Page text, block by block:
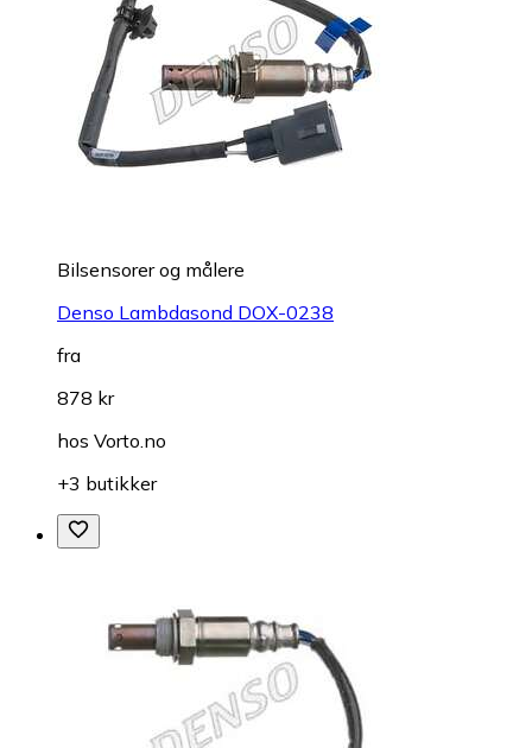
Bilsensorer og målere
Denso Lambdasond DOX-0238
fra
878 kr
hos Vorto.no
+3 butikker